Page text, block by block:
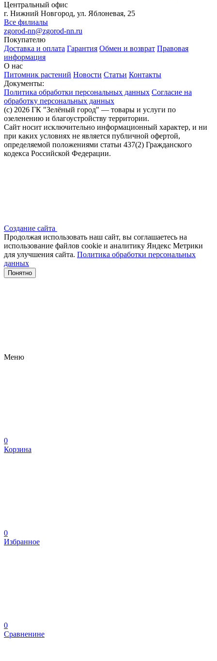
Центральный офис
г. Нижний Новгород, ул. Яблоневая, 25
Все филиалы
zgorod-nn@zgorod-nn.ru
Покупателю
Доставка и оплата Гарантия Обмен и возврат Правовая
информация
О нас
Питомник растений Новости Статьи Контакты
Документы:
Политика обработки персональных данных Согласие на
обработку персональных данных
(c) 2026 ГК "Зелёный город" — товары и услуги по
озеленению и благоустройству территории.
Сайт носит исключительно информационный характер, и ни
при каких условиях не является публичной офертой,
определяемой положениями статьи 437(2) Гражданского
кодекса Российской Федерации.
Создание сайта
Продолжая использовать наш сайт, вы соглашаетесь на
использование файлов сооkіе и аналитику Яндекс Метрики
для улучшения сайта. Политика обработки персональных
данных
Понятно
Меню
0
Корзина
0
Избранное
0
Сравненине